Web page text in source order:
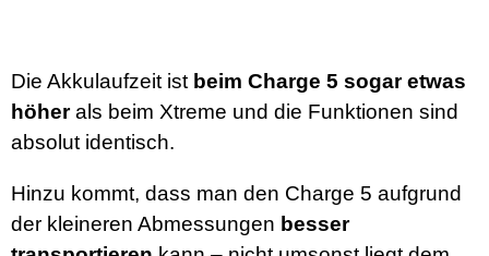
Die Akkulaufzeit ist beim Charge 5 sogar etwas
höherals beim Xtreme und die Funktionen sind
absolut identisch.
Hinzu kommt, dass man den Charge 5 aufgrund
der kleineren Abmessungen besser